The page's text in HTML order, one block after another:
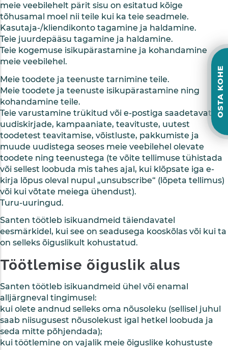
meie veebilehelt pärit sisu on esitatud kõige
tõhusamal moel nii teile kui ka teie seadmele.
Kasutaja-/kliendikonto tagamine ja haldamine.
Teie juurdepääsu tagamine ja haldamine.
Teie kogemuse isikupärastamine ja kohandamine
meie veebilehel.
Meie toodete ja teenuste tarnimine teile.
Meie toodete ja teenuste isikupärastamine ning
kohandamine teile.
Teie varustamine trükitud või e-postiga saadetavate
uudiskirjade, kampaaniate, teavituste, uutest
toodetest teavitamise, võistluste, pakkumiste ja
muude uudistega seoses meie veebilehel olevate
toodete ning teenustega (te võite tellimuse tühistada
või sellest loobuda mis tahes ajal, kui klõpsate iga e-
kirja lõpus oleval nupul „unsubscribe“ (lõpeta tellimus)
või kui võtate meiega ühendust).
Turu-uuringud.
Santen töötleb isikuandmeid täiendavatel
eesmärkidel, kui see on seadusega kooskõlas või kui ta
on selleks õiguslikult kohustatud.
Töötlemise õiguslik alus
Santen töötleb isikuandmeid ühel või enamal
alljärgneval tingimusel:
kui olete andnud selleks oma nõusoleku (sellisel juhul
saab niisugusest nõusolekust igal hetkel loobuda ja
seda mitte põhjendada);
kui töötlemine on vajalik meie õiguslike kohustuste
OSTA KOHE